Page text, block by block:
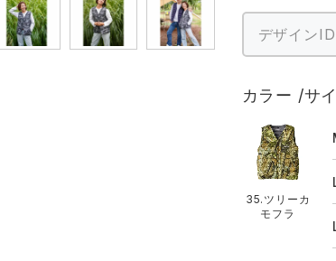
カラー サ
35.ツリーカ
モフラ